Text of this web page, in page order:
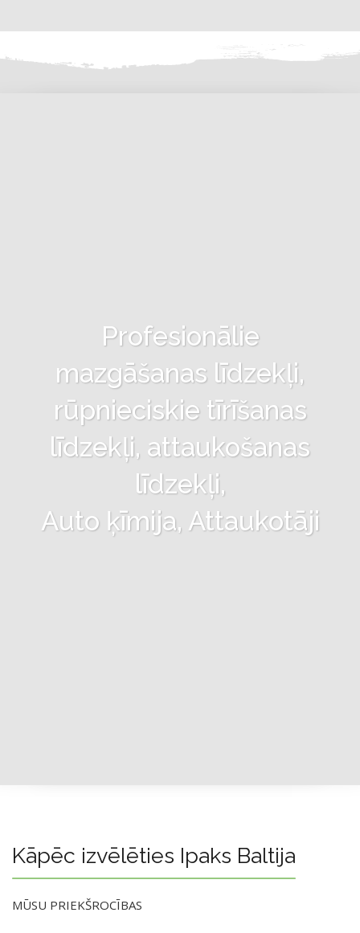
Profesionālie
mazgāšanas līdzekļi,
rūpnieciskie tīrīšanas
līdzekļi, attaukošanas
līdzekļi,
Auto ķīmija, Attaukotāji
Kāpēc izvēlēties Ipaks Baltija
MŪSU PRIEKŠROCĪBAS